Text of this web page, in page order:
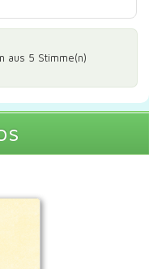
aus 5 Stimme(n)